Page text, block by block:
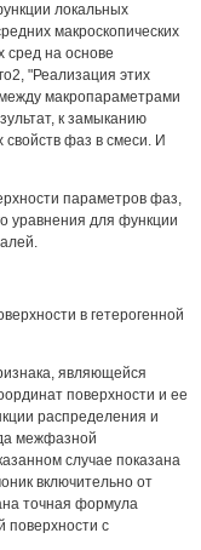
локальных
макроскопических
сред на основе
"Реализация этих
макропараметрами
к замыканию
свойств фаз в смеси. И
параметров фаз,
уравнения для функции
в гетерогенной
являющейся
поверхности и ее
распределения и
межфазной
случае показана
включительно от
точная формула
с